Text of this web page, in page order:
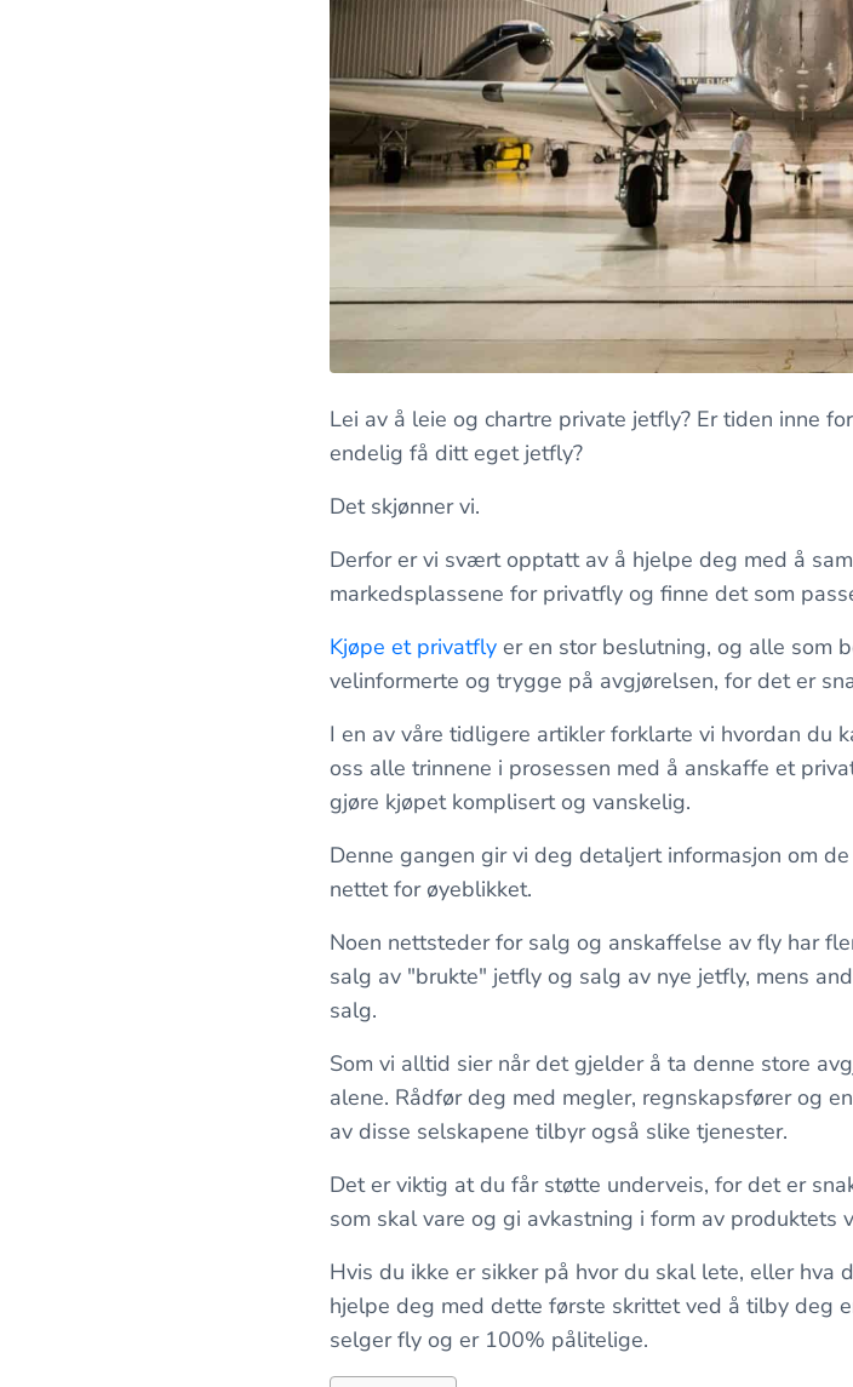
Lei av å leie og chartre private jetfly? Er tiden inne
endelig få ditt eget jetfly?
Det skjønner vi.
Derfor er vi svært opptatt av å hjelpe deg med å
markedsplassene for privatfly og finne det som
Kjøpe et privatfly er en stor beslutning, og alle som
velinformerte og trygge på avgjørelsen, for det er
I en av våre tidligere artikler forklarte vi hvordan du
oss alle trinnene i prosessen med å anskaffe et
gjøre kjøpet komplisert og vanskelig.
Denne gangen gir vi deg detaljert informasjon om
nettet for øyeblikket.
Noen nettsteder for salg og anskaffelse av fly har
salg av "brukte" jetfly og salg av nye jetfly, mens
salg.
Som vi alltid sier når det gjelder å ta denne store
alene. Rådfør deg med megler, regnskapsfører og
av disse selskapene tilbyr også slike tjenester.
Det er viktig at du får støtte underveis, for det er
som skal vare og gi avkastning i form av produktets
Hvis du ikke er sikker på hvor du skal lete, eller hva
hjelpe deg med dette første skrittet ved å tilby deg
selger fly og er 100% pålitelige.